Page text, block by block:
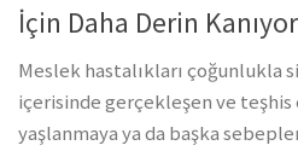
İçin Daha Derin Kanıyor
Meslek hastalıkları çoğunlukla
içerisinde gerçekleşen ve teşhis
yaşlanmaya ya da başka